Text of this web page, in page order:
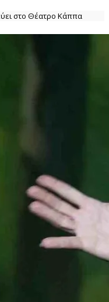
στο Θέατρο Κάππα